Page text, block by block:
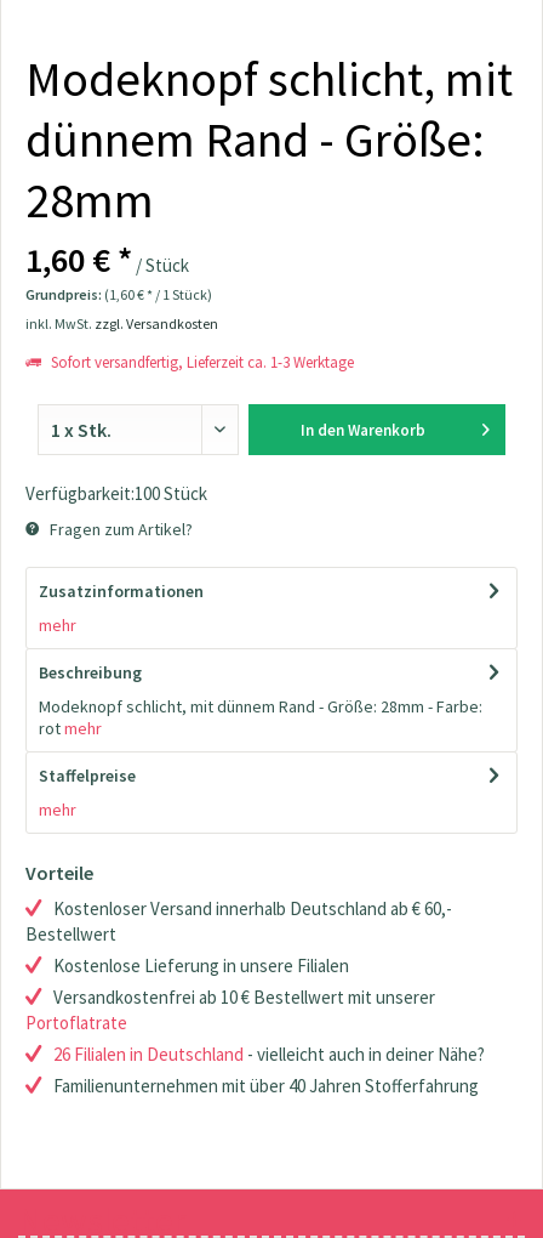
Modeknopf schlicht, mit
dünnem Rand - Größe:
28mm
1,60 € * / Stück
Grundpreis: (1,60 € * / 1 Stück)
inkl. MwSt. zzgl. Versandkosten
Sofort versandfertig, Lieferzeit ca. 1-3 Werktage
In den Warenkorb
Verfügbarkeit:100 Stück
Fragen zum Artikel?
Zusatzinformationen
mehr
Beschreibung
Modeknopf schlicht, mit dünnem Rand - Größe: 28mm - Farbe:
rotmehr
Staffelpreise
mehr
Vorteile
Kostenloser Versand innerhalb Deutschland ab € 60,-
Bestellwert
Kostenlose Lieferung in unsere Filialen
Versandkostenfrei ab 10 € Bestellwert mit unserer
Portoflatrate
26 Filialen in Deutschland - vielleicht auch in deiner Nähe?
Familienunternehmen mit über 40 Jahren Stofferfahrung